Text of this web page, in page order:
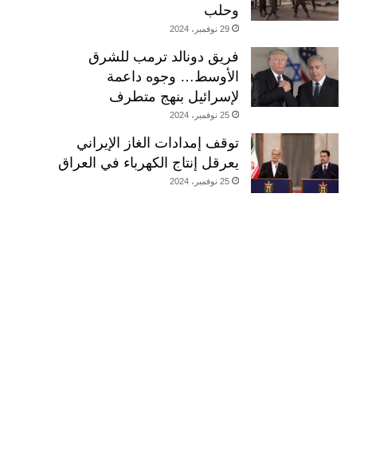
وحلب
29 نوفمبر، 2024
فريق دونالد ترمب للشرق
الأوسط… وجوه داعمة
لإسرائيل بنهج متطرف
25 نوفمبر، 2024
توقف إمدادات الغاز الإيراني
يعرقل إنتاج الكهرباء في العراق
25 نوفمبر، 2024